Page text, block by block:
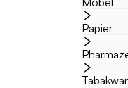
Papier